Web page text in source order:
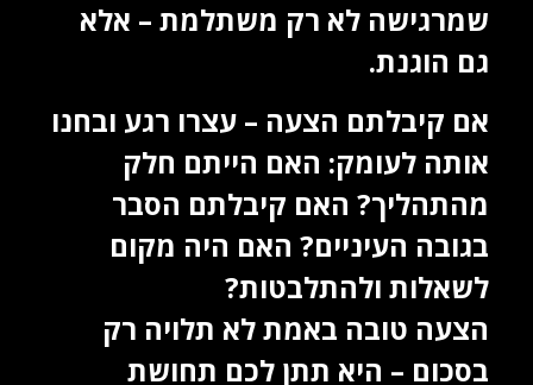
שמרגישה לא רק משתלמת – אלא
גם הוגנת.
אם קיבלתם הצעה – עצרו רגע ובחנו
אותה לעומק: האם הייתם חלק
מהתהליך? האם קיבלתם הסבר
בגובה העיניים? האם היה מקום
לשאלות ולהתלבטות?
הצעה טובה באמת לא תלויה רק
בסכום – היא תתן לכם תחושת